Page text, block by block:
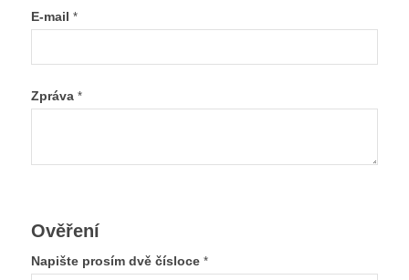
E-mail *
Zpráva *
Ověření
Napište prosím dvě čísloce *